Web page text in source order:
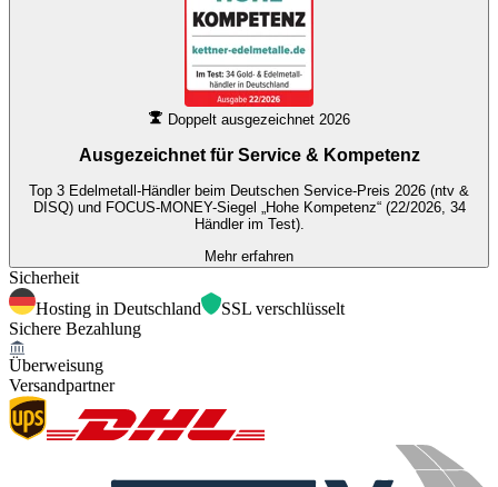
Doppelt ausgezeichnet 2026
Ausgezeichnet für Service & Kompetenz
Top 3 Edelmetall-Händler beim Deutschen Service-Preis 2026 (ntv &
DISQ) und FOCUS-MONEY-Siegel „Hohe Kompetenz“ (22/2026, 34
Händler im Test).
Mehr erfahren
Sicherheit
Hosting in Deutschland
SSL verschlüsselt
Sichere Bezahlung
Überweisung
Versandpartner